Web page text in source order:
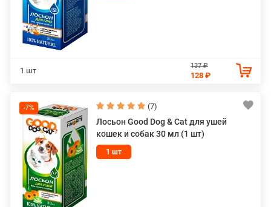
1 шт
137 ₽
128 ₽
-7% (7)
Лосьон Good Dog & Cat для ушей
кошек и собак 30 мл (1 шт)
1 шт